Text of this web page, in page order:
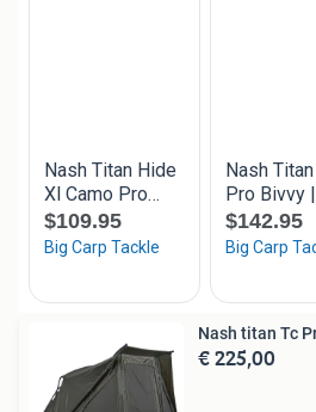
Nash titan Tc
€ 225,00